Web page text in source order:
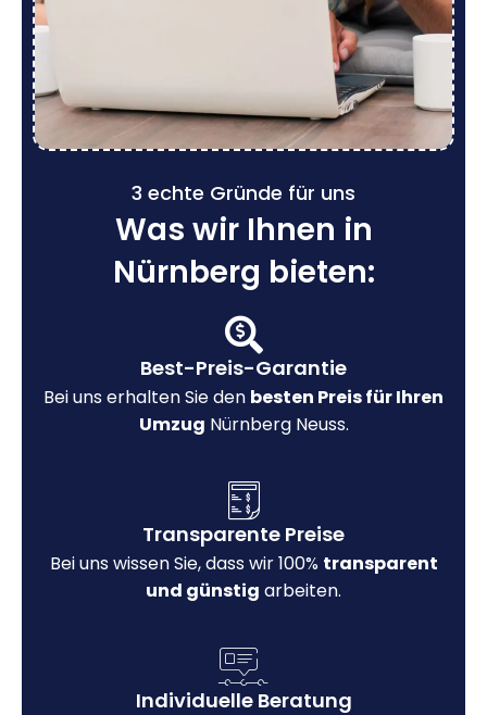
3 echte Gründe für uns
Was wir Ihnen in
Nürnberg bieten:
Best-Preis-Garantie
Bei uns erhalten Sie den besten Preis für Ihren
Umzug Nürnberg Neuss.
Transparente Preise
Bei uns wissen Sie, dass wir 100% transparent
und günstig arbeiten.
Individuelle Beratung